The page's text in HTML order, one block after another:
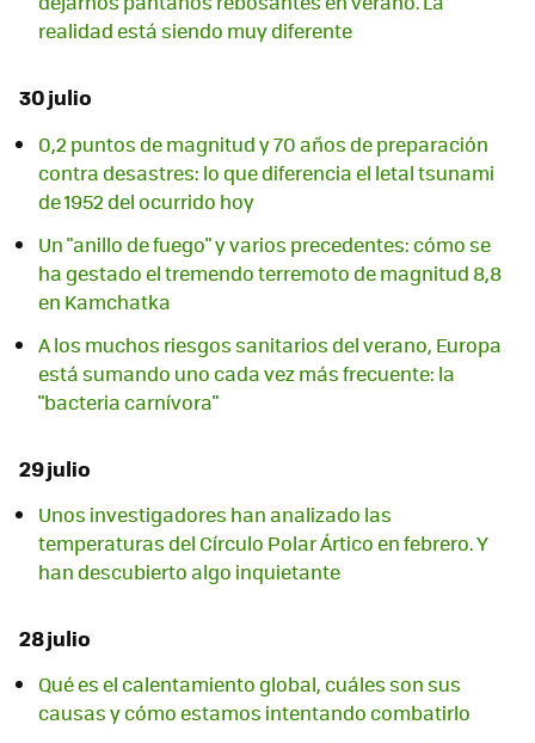
realidad está siendo muy diferente
30 julio
0,2 puntos de magnitud y 70 años de preparación
contra desastres: lo que diferencia el letal tsunami
de 1952 del ocurrido hoy
Un "anillo de fuego" y varios precedentes: cómo se
ha gestado el tremendo terremoto de magnitud 8,8
en Kamchatka
A los muchos riesgos sanitarios del verano, Europa
está sumando uno cada vez más frecuente: la
"bacteria carnívora"
29 julio
Unos investigadores han analizado las
temperaturas del Círculo Polar Ártico en febrero. Y
han descubierto algo inquietante
28 julio
Qué es el calentamiento global, cuáles son sus
causas y cómo estamos intentando combatirlo